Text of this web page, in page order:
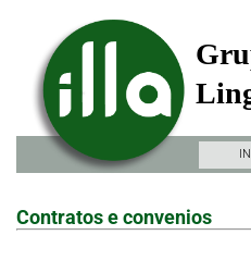
Contratos e convenios